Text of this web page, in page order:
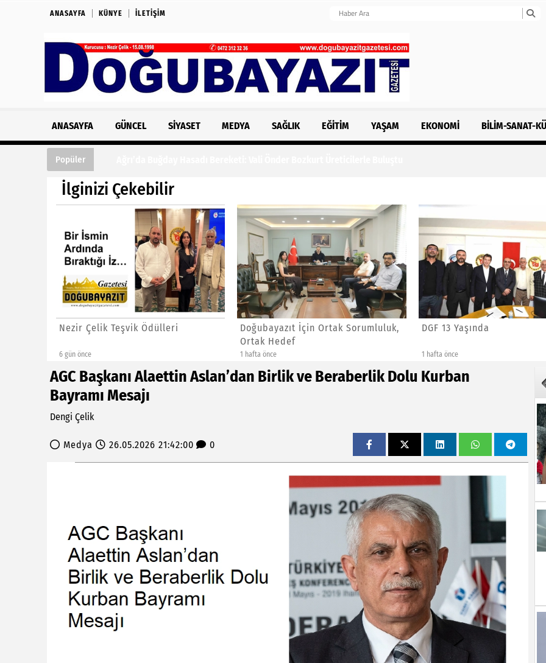
ANASAYFA KÜNYE İLETIŞIM
ANASAYFA GÜNCEL SIYASET MEDYA SAĞLIK EĞITIM YAŞAM EKONOMI BILIM-SANAT-
Popüler
İlginizi Çekebilir
Nezir Çelik Teşvik Ödülleri
6 gün önce
Doğubayazıt İçin Ortak Sorumluluk,
Ortak Hedef
1 hafta önce
DGF 13 Yaşında
1 hafta önce
AGC Başkanı Alaettin Aslan’dan Birlik ve Beraberlik Dolu Kurban
Bayramı Mesajı
Dengi Çelik
Medya 26.05.2026 21:42:00 0